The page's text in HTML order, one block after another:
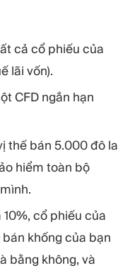
cả cổ phiếu của
lãi vốn).
CFD ngắn hạn
thế bán 5.000 đô la
hiểm toàn bộ
cổ phiếu của
khống của bạn
bằng không, và